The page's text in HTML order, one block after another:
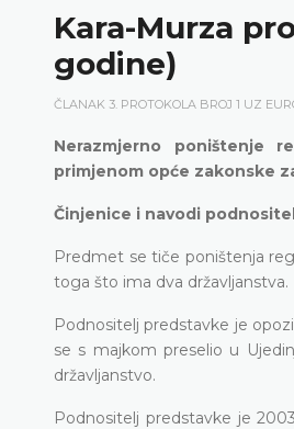
Kara-Murza
godine)
ČLANAK 3. PROTOKOLA BROJ 1 UZ
Nerazmjerno poništenje
primjenom opće zakonske
Činjenice i navodi
Predmet se tiče poništenja
toga što ima dva državljanstva.
Podnositelj predstavke je
se s majkom preselio u
državljanstvo.
Podnositelj predstavke je